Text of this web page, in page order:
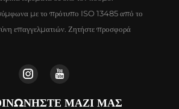
με το πρότυπο ISO 13485 από το
επαγγελματιών. Ζητήστε προσφορά
ΜΑΖΊ ΜΑΣ